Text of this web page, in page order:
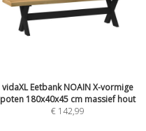
vidaXL Eetbank NOAIN X-vormige
poten 180x40x45 cm massief hout
€ 142,99